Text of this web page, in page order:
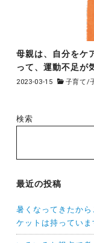
母親は、自分をケ
って、運動不足が
2023-03-15 子育て/
検索
最近の投稿
暑くなってきたか
ケットは持っていま